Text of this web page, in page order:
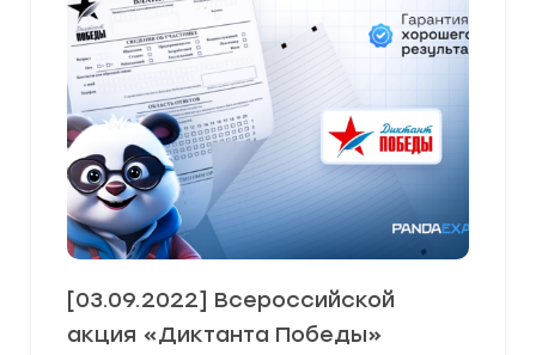
[03.09.2022] Всероссийской
акция «Диктанта Победы»